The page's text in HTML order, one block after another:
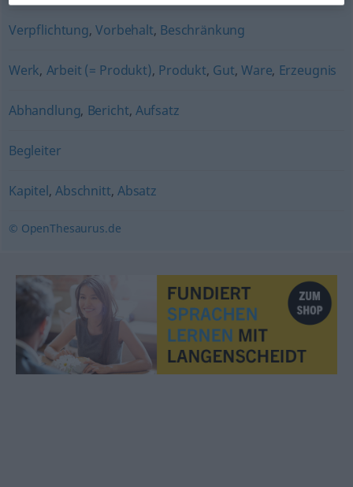
Verpflichtung,Vorbehalt, Beschränkung
Werk, Arbeit (= Produkt), Produkt, Gut, Ware, Erzeugnis
Abhandlung, Bericht, Aufsatz
Begleiter
Kapitel,Abschnitt, Absatz
© OpenThesaurus.de